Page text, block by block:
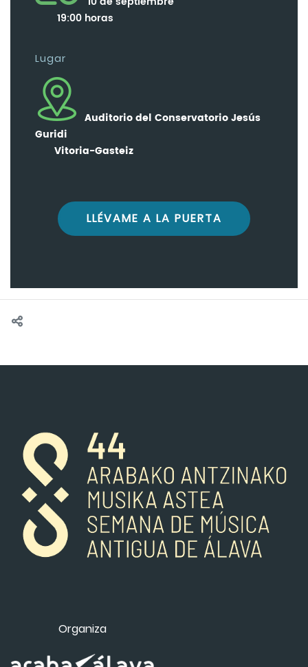
19:00 horas
Lugar
Auditorio del Conservatorio Jesús
Guridi
Vitoria-Gasteiz
LLÉVAME A LA PUERTA
Organiza